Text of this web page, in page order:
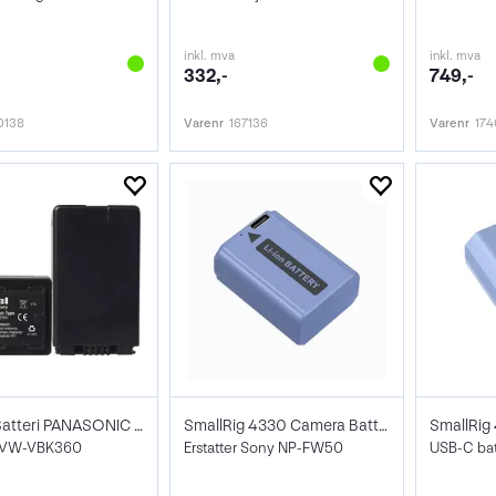
inkl. mva
332,-
Varenr 167136
inkl. mva
749,-
Varenr
Hähnel Batteri PANASONIC HL-K360
VBK360
SmallRig 4330 Camera Battery NP-FW50
Erstatter Sony NP-FW50 USB-C